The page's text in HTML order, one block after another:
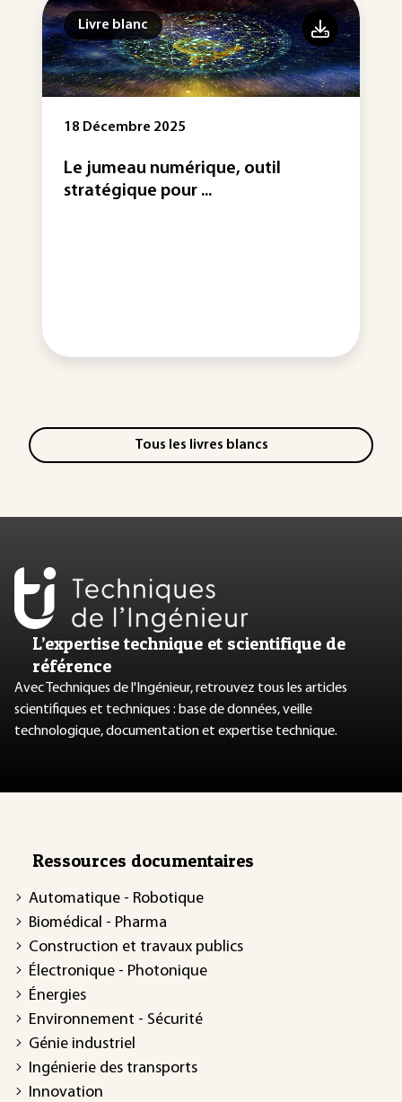
Livre blanc
18 Décembre 2025
Le jumeau numérique, outil
stratégique pour ...
Tous les livres blancs
L’expertise technique et scientifique de
référence
Avec Techniques de l'Ingénieur, retrouvez tous les articles
scientifiques et techniques : base de données, veille
technologique, documentation et expertise technique.
Ressources documentaires
Automatique - Robotique
Biomédical - Pharma
Construction et travaux publics
Électronique - Photonique
Énergies
Environnement - Sécurité
Génie industriel
Ingénierie des transports
Innovation